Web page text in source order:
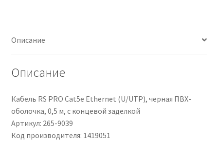
Описание
Описание
Кабель RS PRO Cat5e Ethernet (U/UTP), черная ПВХ-
оболочка, 0,5 м, с концевой заделкой
Артикул: 265-9039
Код производителя: 1419051